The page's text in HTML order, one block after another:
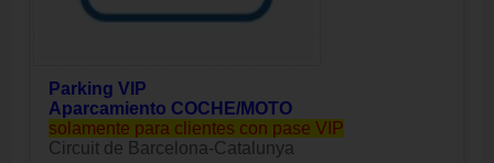
Parking VIP
Aparcamiento COCHE/MOTO
solamente para clientes con pase VIP
Circuit de Barcelona-Catalunya